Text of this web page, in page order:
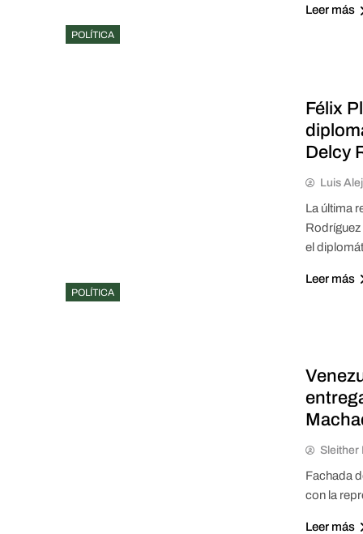
POLÍTICA
Leer más
POLÍTICA
Félix
Delcy
Luis
La última
el
Leer más
Sleither
Fachada
con la
Leer más